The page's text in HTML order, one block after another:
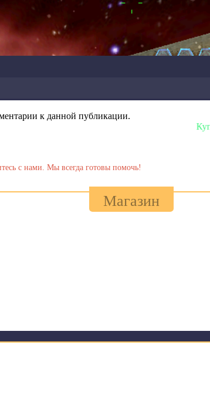
к данной публикации.
Купить любую
с нами. Мы всегда готовы помочь!
Магазин